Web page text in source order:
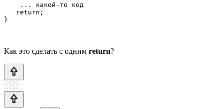
    ... какой-то код
   return;
}
Как это сделать с одним return?